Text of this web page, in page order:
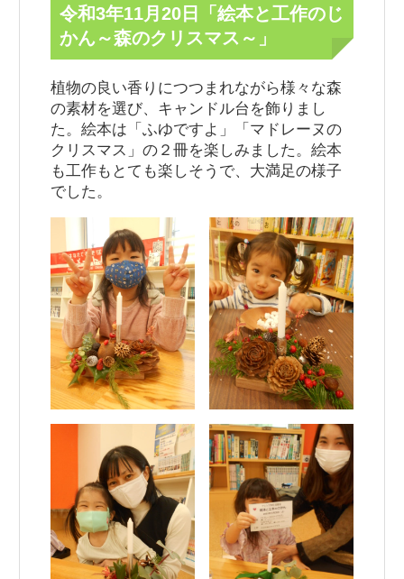
令和3年11月20日「絵本と工作のじ
かん～森のクリスマス～」
植物の良い香りにつつまれながら様々な森
の素材を選び、キャンドル台を飾りまし
た。絵本は「ふゆですよ」「マドレーヌの
クリスマス」の２冊を楽しみました。絵本
も工作もとても楽しそうで、大満足の様子
でした。